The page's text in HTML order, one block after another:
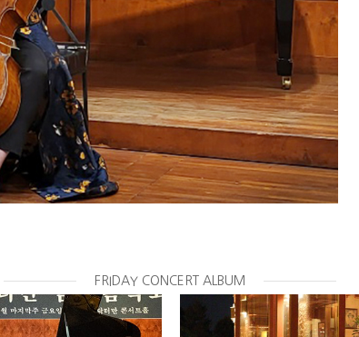
FRIDAY CONCERT ALBUM